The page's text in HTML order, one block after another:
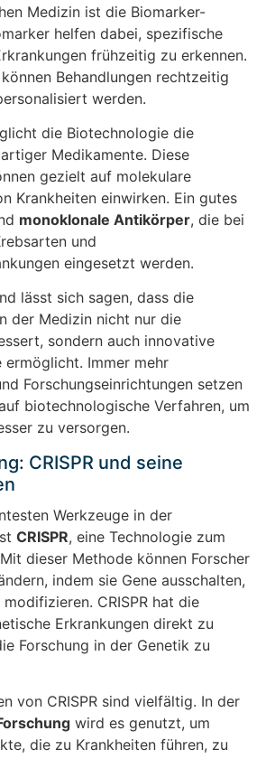
Medizin ist die Biomarker-
helfen dabei, spezifische
frühzeitig zu erkennen.
Behandlungen rechtzeitig
werden.
die Biotechnologie die
Medikamente. Diese
gezielt auf molekulare
Krankheiten einwirken. Ein gutes
monoklonale Antikörper, die bei
und
eingesetzt werden.
lässt sich sagen, dass die
der Medizin nicht nur die
sondern auch innovative
ermöglicht. Immer mehr
Forschungseinrichtungen setzen
biotechnologische Verfahren, um
zu versorgen.
CRISPR und seine
Werkzeuge in der
CRISPR, eine Technologie zum
dieser Methode können Forscher
indem sie Gene ausschalten,
CRISPR hat die
Erkrankungen direkt zu
Forschung in der Genetik zu
von CRISPR sind vielfältig. In der
wird es genutzt, um
die zu Krankheiten führen, zu